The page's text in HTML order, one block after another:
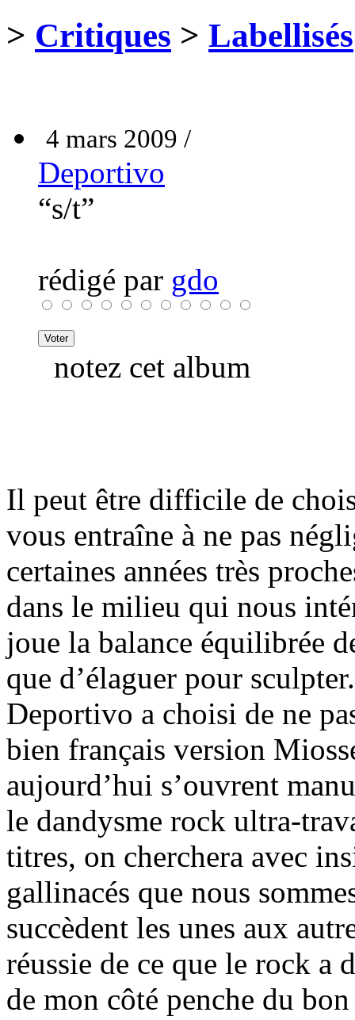
> Critiques > Labellisés
4 mars 2009 /
Deportivo
“s/t”
rédigé par gdo
notez cet album
Il peut être difficile de
vous entraîne à ne pas
certaines années très
dans le milieu qui nous
joue la balance équilibrée
que d’élaguer pour
Deportivo a choisi de ne
bien français version
aujourd’hui s’ouvrent
le dandysme rock ultra-
titres, on cherchera avec
gallinacés que nous
succèdent les unes aux
réussie de ce que le rock a
de mon côté penche du